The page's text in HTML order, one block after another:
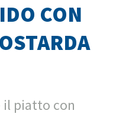
CON
il piatto con